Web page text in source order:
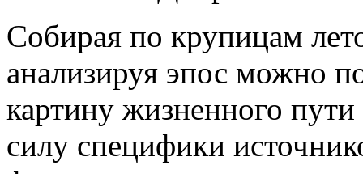
Собирая по крупицам
анализируя эпос можно
картину жизненного
силу специфики